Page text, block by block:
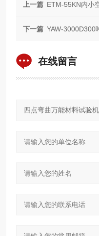
上一篇 ETM-55KN内小
下一篇 YAW-3000D300
在线留言